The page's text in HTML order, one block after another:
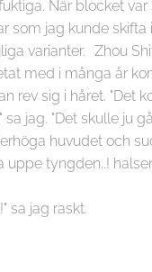
När blocket
som jag kunde skifta
varianter. Zhou
med i många år
rev sig i håret. "Det
sa jag. "Det skulle ju
huvudet och
uppe tyngden..!
sa jag raskt.